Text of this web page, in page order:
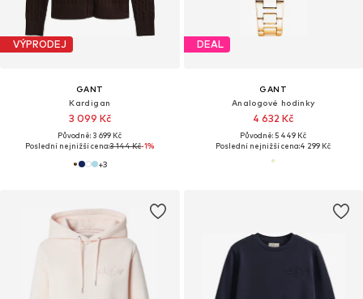
VÝPRODEJ
GANT
Kardigan
3 099 Kč
Původně: 3 699 Kč
Poslední nejnižší cena:3 144 Kč-1%
+3
DEAL
GANT
Analogové hodinky
4 632 Kč
Původně: 5 449 Kč
Poslední nejnižší cena:4 299 Kč